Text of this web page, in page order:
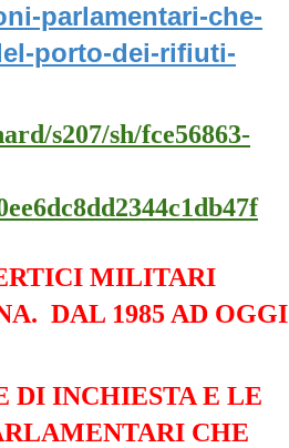
parlamentari-che-
porto-dei-rifiuti-
s207/sh/fce56863-
MILITARI
DAL 1985 AD OGGI
DI INCHIESTA E LE
CHE